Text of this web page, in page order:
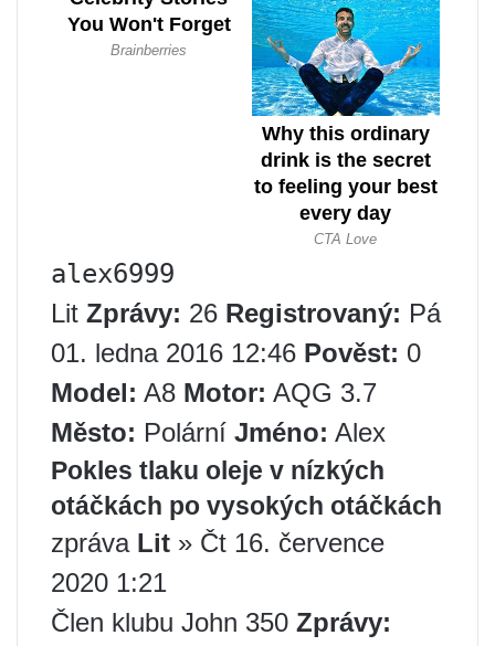
alex6999
Lit Zprávy: 26 Registrovaný: Pá
01. ledna 2016 12:46 Pověst: 0
Model: A8 Motor: AQG 3.7
Město: Polární Jméno: Alex
Pokles tlaku oleje v nízkých
otáčkách po vysokých otáčkách
zpráva Lit » Čt 16. července
2020 1:21
Člen klubu John 350 Zprávy: